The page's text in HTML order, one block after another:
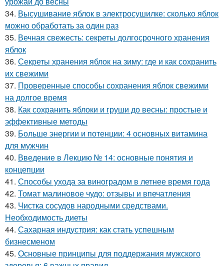
34. Высушивание яблок в электросушилке: сколько яблок
можно обработать за один раз
35. Вечная свежесть: секреты долгосрочного хранения
яблок
36. Секреты хранения яблок на зиму: где и как сохранить
их свежими
37. Проверенные способы сохранения яблок свежими
на долгое время
38. Как сохранить яблоки и груши до весны: простые и
эффективные методы
39. Больше энергии и потенции: 4 основных витамина
для мужчин
40. Введение в Лекцию № 14: основные понятия и
концепции
41. Способы ухода за виноградом в летнее время года
42. Томат малиновое чудо: отзывы и впечатления
43. Чистка сосудов народными средствами.
Необходимость диеты
44. Сахарная индустрия: как стать успешным
бизнесменом
45. Основные принципы для поддержания мужского